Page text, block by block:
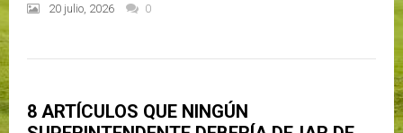
20 julio, 2026 0
8 ARTÍCULOS QUE NINGÚN